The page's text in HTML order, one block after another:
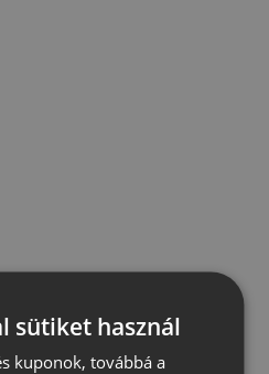
sütiket használ
kuponok, továbbá a